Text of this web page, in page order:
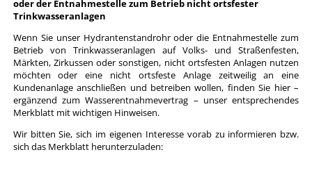
oder der Entnahmestelle zum Betrieb nicht ortsfester
Trinkwasseranlagen
Wenn Sie unser Hydrantenstandrohr oder die Entnahmestelle zum
Betrieb von Trinkwasseranlagen auf Volks- und Straßenfesten,
Märkten, Zirkussen oder sonstigen, nicht ortsfesten Anlagen nutzen
möchten oder eine nicht ortsfeste Anlage zeitweilig an eine
Kundenanlage anschließen und betreiben wollen, finden Sie hier –
ergänzend zum Wasserentnahmevertrag – unser entsprechendes
Merkblatt mit wichtigen Hinweisen.
Wir bitten Sie, sich im eigenen Interesse vorab zu informieren bzw.
sich das Merkblatt herunterzuladen: